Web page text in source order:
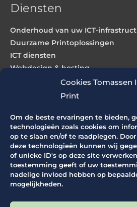
Cookies Tomassen
Print
Om de beste ervaringen te bieden,
technologieën zoals cookies om
op te slaan en/of te raadplegen.
deze technologieën kunnen wij
of unieke ID's op deze site
toestemming geeft of uw
nadelige invloed hebben op
mogelijkheden.
Diensten
Onderhoud van uw ICT-
Duurzame Printoplossingen
ICT diensten
Webdesign & hosting
Producten
ICT producten
Grootformaat printers
Grootformaat scanners
Productie printers
Office printers
Snijapparatuur
Vouwapparatuur